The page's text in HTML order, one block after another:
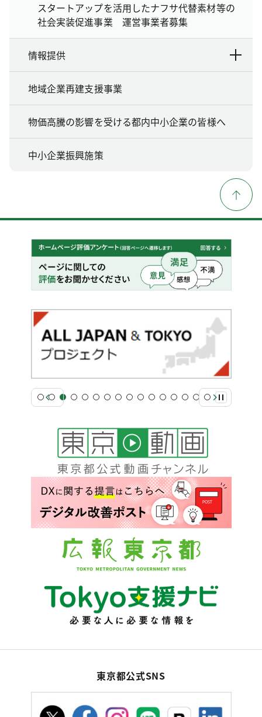
スタートアップを活用したナフサ代替素材等の
社会実装促進事業 運営事業者募集
情報提供
地域企業再建支援事業
物価高騰の影響を受ける都内中小企業の皆様へ
中小企業振興施策
東京都公式SNS